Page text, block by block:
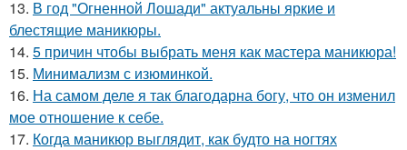
13. В год "Огненной Лошади" актуальны яркие и
блестящие маникюры.
14. 5 причин чтобы выбрать меня как мастера маникюра!
15. Минимализм с изюминкой.
16. На самом деле я так благодарна богу, что он изменил
мое отношение к себе.
17. Когда маникюр выглядит, как будто на ногтях